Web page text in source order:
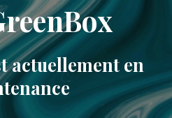
actuellement en